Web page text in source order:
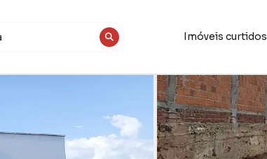
Imóveis curtidos